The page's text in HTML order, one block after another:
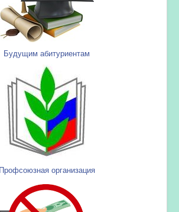
Будущим абитуриентам
Профсоюзная организация